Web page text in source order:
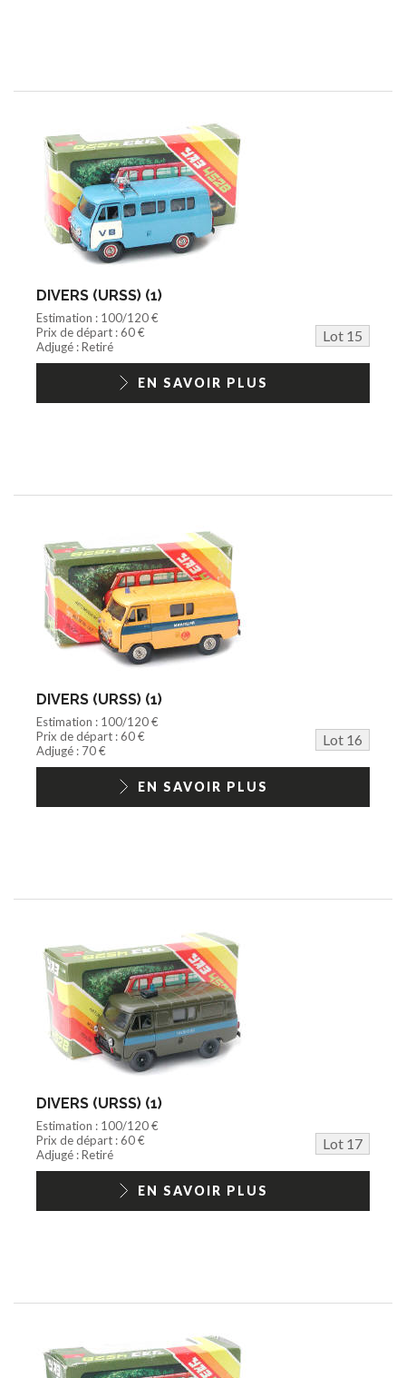
DIVERS (URSS) (1)
Estimation : 100/120 €
Prix de départ : 60 €
Lot 15
Adjugé : Retiré
EN SAVOIR PLUS
DIVERS (URSS) (1)
Estimation : 100/120 €
Prix de départ : 60 €
Lot 16
Adjugé : 70 €
EN SAVOIR PLUS
DIVERS (URSS) (1)
Estimation : 100/120 €
Prix de départ : 60 €
Lot 17
Adjugé : Retiré
EN SAVOIR PLUS